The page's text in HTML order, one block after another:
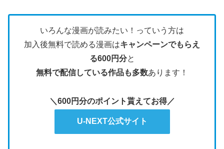
いろんな漫画が読みたい！っていう方は
加入後無料で読める漫画はキャンペーンでもらえ
る600円分と
無料で配信している作品も多数あります！
＼600円分のポイント貰えてお得／
U-NEXT公式サイト